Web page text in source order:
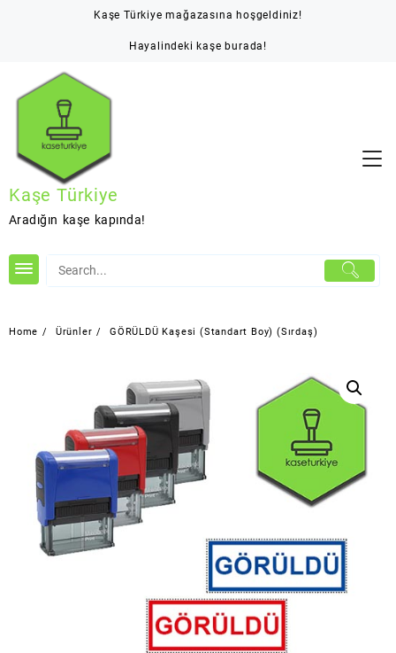
Kaşe Türkiye mağazasına hoşgeldiniz!
Hayalindeki kaşe burada!
Kaşe Türkiye
Aradığın kaşe kapında!
Home Ürünler GÖRÜLDÜ Kaşesi (Standart Boy) (Sırdaş)